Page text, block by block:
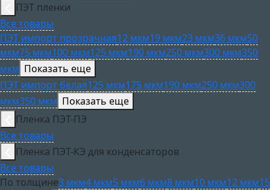
ПЭТ пленки
Все товары
ПЭТ импорт прозрачная12 мкм19 мкм23 мкм36 мкм50
мкм75 мкм100 мкм125 мкм190 мкм250 мкм300 мкм350
мкм Показать еще
ПЭТ импорт белая125 мкм175 мкм190 мкм250 мкм300
мкм350 мкм Показать еще
Пленка ПЭТ-ПЭ
Все товары
Пленка ПЭТ-КЭ для конденсаторов
Все товары
По толщине3 мкм4 мкм5 мкм6 мкм8 мкм10 мкм12 мкм15